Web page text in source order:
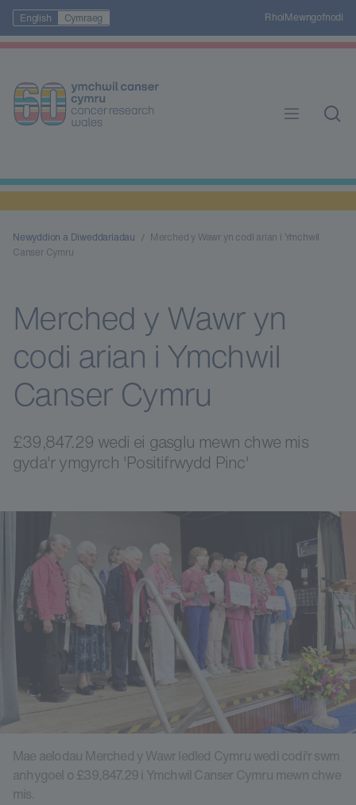
English Cymraeg RhoiMewngofnodi
Newyddion a Diweddariadau
Merched y Wawr yn codi arian i Ymchwil
Canser Cymru
Merched y Wawr yn
codi arian i Ymchwil
Canser Cymru
£39,847.29 wedi ei gasglu mewn chwe mis
gyda'r ymgyrch 'Positifrwydd Pinc'
Mae aelodau Merched y Wawr ledled Cymru wedi codi'r swm
anhygoel o £39,847.29 i Ymchwil Canser Cymru mewn chwe
mis.